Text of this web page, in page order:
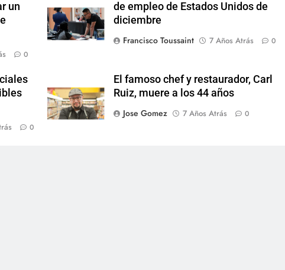
un
0
de empleo de Estados Unidos de
diciembre
Francisco Toussaint
7 Años Atrás 0
0
El famoso chef y restaurador, Carl
Ruiz, muere a los 44 años
Jose Gomez
7 Años Atrás 0